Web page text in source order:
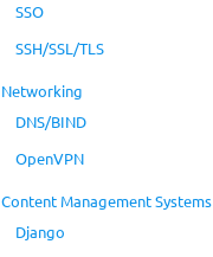
SSO
SSH/SSL/TLS
Networking
DNS/BIND
OpenVPN
Content Management Systems
Django